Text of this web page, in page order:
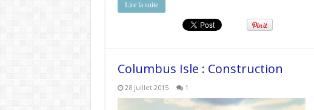
Lire la suite
Columbus Isle : Construction
28 juillet 2015 1